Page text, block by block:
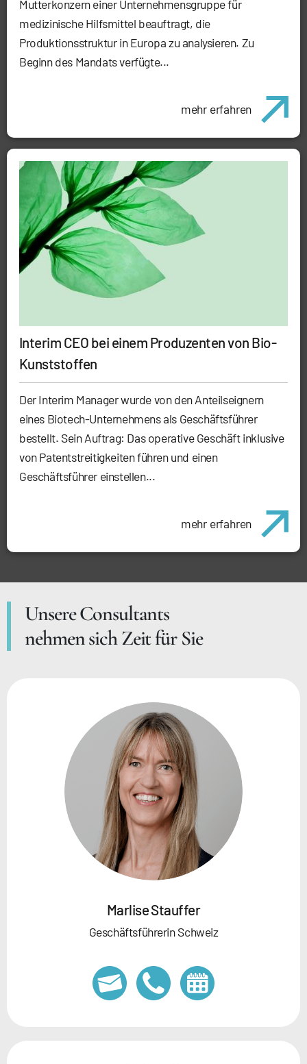
Mutterkonzern einer Unternehmensgruppe für
medizinische Hilfsmittel beauftragt, die
Produktionsstruktur in Europa zu analysieren. Zu
Beginn des Mandats verfügte...
mehr erfahren
Interim CEO bei einem Produzenten von Bio-
Kunststoffen
Der Interim Manager wurde von den Anteilseignern
eines Biotech-Unternehmens als Geschäftsführer
bestellt. Sein Auftrag: Das operative Geschäft inklusive
von Patentstreitigkeiten führen und einen
Geschäftsführer einstellen...
mehr erfahren
Unsere Consultants
nehmen sich Zeit für Sie
Marlise Stauffer
Geschäftsführerin Schweiz